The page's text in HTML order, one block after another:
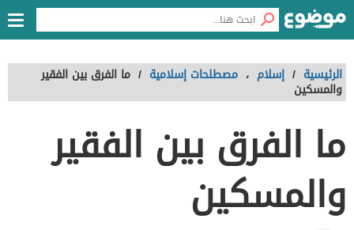
الرئيسية / إسلام ، مصطلحات إسلامية / ما الفرق بين الفقير
والمسكين
ما الفرق بين الفقير
والمسكين